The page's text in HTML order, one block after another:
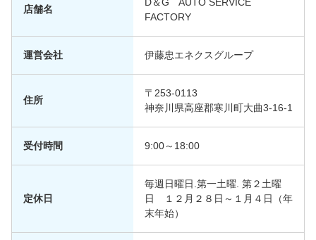
店舗名
D＆G AUTO SERVICE
FACTORY
運営会社 伊藤忠エネクスグループ
住所
〒253-0113
神奈川県高座郡寒川町大曲3-16-1
受付時間 9:00～18:00
定休日
毎週日曜日.第一土曜. 第２土曜
日 １２月２８日～１月４日（年
末年始）